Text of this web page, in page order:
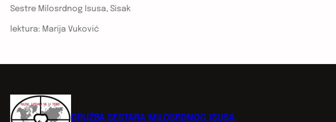
Sestre Milosrdnog Isusa, Sisak
lektura: Marija Vuković
DRUŽBA SESTARA MILOSRDNOG ISUSA